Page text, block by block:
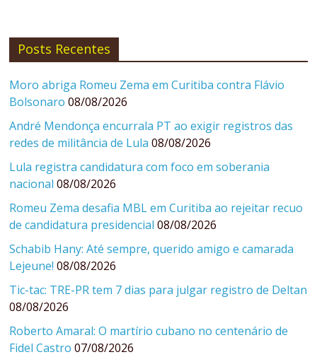
Posts Recentes
Moro abriga Romeu Zema em Curitiba contra Flávio
Bolsonaro 08/08/2026
André Mendonça encurrala PT ao exigir registros das
redes de militância de Lula 08/08/2026
Lula registra candidatura com foco em soberania
nacional 08/08/2026
Romeu Zema desafia MBL em Curitiba ao rejeitar recuo
de candidatura presidencial 08/08/2026
Schabib Hany: Até sempre, querido amigo e camarada
Lejeune! 08/08/2026
Tic-tac: TRE-PR tem 7 dias para julgar registro de Deltan
08/08/2026
Roberto Amaral: O martírio cubano no centenário de
Fidel Castro 07/08/2026